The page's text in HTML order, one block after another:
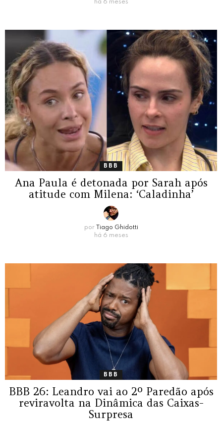
há 6 meses
BBB
Ana Paula é detonada por Sarah após
atitude com Milena: ‘Caladinha’
por
Tiago Ghidotti
há 6 meses
BBB
BBB 26: Leandro vai ao 2º Paredão após
reviravolta na Dinâmica das Caixas-
Surpresa